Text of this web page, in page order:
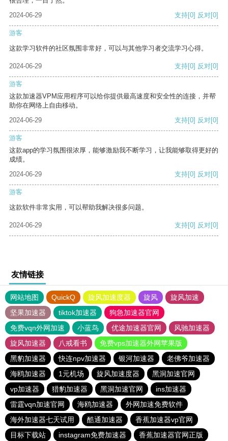
2024-06-29
支持[0] 反对[0]
游客
这款学习软件的社区氛围非常好，可以与其他学习者交流学习心得。
2024-06-29 支持[0] 反对[0]
游客
这款加速器VPM应用程序可以给你提供最高速度和安全性的连接，并帮
助你在网络上自由移动。
2024-06-29
支持[0] 反对[0]
游客
这款app的学习氛围很浓厚，能够激励我不断学习，让我能够取得更好的
成绩。
2024-06-29
支持[0] 反对[0]
游客
这款软件非常实用，可以帮助我解决很多问题。
2024-06-29 支持[0] 反对[0]
友情链接
网站地图 QuickQ 旋风加速度器 旋风
旋风加速
坚果加速器
tiktok加速器
狗急加速器官网
免费vqn外网加速
小蓝鸟 优途加速器官网
风驰加速器
旋风加速器
八戒看书
免费vps加速器外网苹果版
黑豹加速器
快连npv加速器 银河加速器
老佛爷加速器
海鸥加速器
1元机场 旋风加速度器
黑洞加速官网
vp加速器
猎豹加速器 黑洞加速官网
ins加速器
雷霆vqn加速官网
海鸥加速器
外网加速免费软件
海外加速器七天试用
酷通加速器
香蕉加速器vp官网
目标下载站
instagram免费加速器 香蕉加速器官网正版